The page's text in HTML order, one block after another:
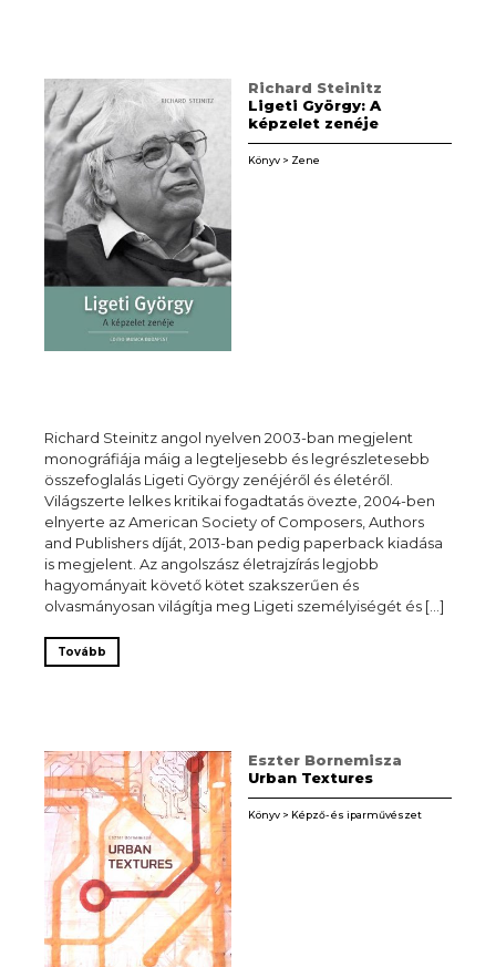
Richard Steinitz
Ligeti György: A
képzelet zenéje
Könyv > Zene
Richard Steinitz angol nyelven 2003-ban megjelent
monográfiája máig a legteljesebb és legrészletesebb
összefoglalás Ligeti György zenéjéről és életéről.
Világszerte lelkes kritikai fogadtatás övezte, 2004-ben
elnyerte az American Society of Composers, Authors
and Publishers díját, 2013-ban pedig paperback kiadása
is megjelent. Az angolszász életrajzírás legjobb
hagyományait követő kötet szakszerűen és
olvasmányosan világítja meg Ligeti személyiségét és […]
Tovább
Eszter Bornemisza
Urban Textures
Könyv > Képző- és iparművészet